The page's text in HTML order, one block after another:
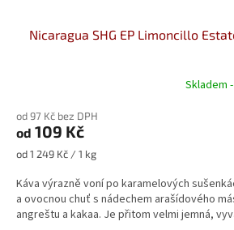
Nicaragua SHG EP Limoncillo
produktu
je
5,0
z
5
hvězdiček.
Skladem
od 97 Kč bez DPH
od 109 Kč
Měrná
od 1 249 Kč / 1 kg
Káva výrazně voní po karamelových
a ovocnou chuť s nádechem arašídového
angreštu a kakaa. Je přitom velmi jemná,